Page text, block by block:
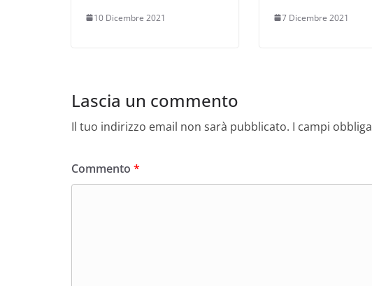
10 Dicembre 2021 7 Dicembre 2021
Lascia un commento
Il tuo indirizzo email non sarà pubblicato. I campi
Commento *